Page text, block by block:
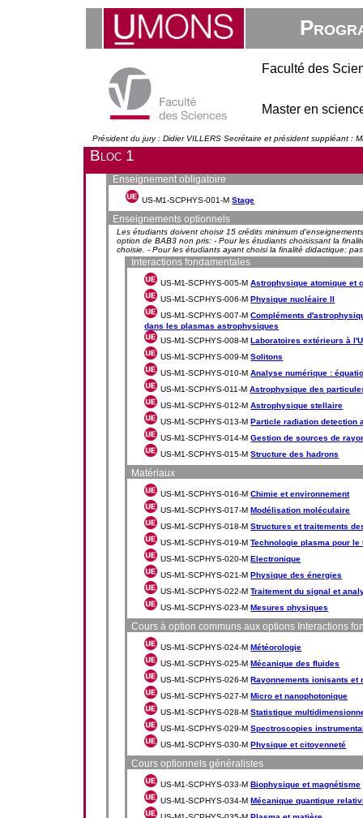
Faculté des
Master en
Président du jury : Didier VILLERS Secrétaire et président suppléant :
Bloc 1
Enseignement obligatoire
US-M1-SCPHYS-001-MStage
Enseignements optionnels
Les étudiants doivent choisir 15 crédits minimum
option de BAB3 non pris: - Pour les étudiants choisissant la
choisie. - Pour les étudiants ayant choisi la finalité didactique:
Interactions fondamentales
US-M1-SCPHYS-005-MAstrophysique atomique et
US-M1-SCPHYS-006-MPhysique nucléaire II
US-M1-SCPHYS-007-MCompléments
dans les plasmas astrophysiques
US-M1-SCPHYS-008-MLaboratoires extérieurs à
US-M1-SCPHYS-009-MSolitons
US-M1-SCPHYS-010-MAnalyse numérique :
US-M1-SCPHYS-011-MAstrophysique des
US-M1-SCPHYS-012-MAstrophysique stellaire
US-M1-SCPHYS-013-MParticle radiation detection
US-M1-SCPHYS-014-MGestion de sources de
US-M1-SCPHYS-015-MStructure des hadrons
Matériaux
US-M1-SCPHYS-016-MChimie et environnement
US-M1-SCPHYS-017-MModélisation moléculaire
US-M1-SCPHYS-018-MStructures et traitements
US-M1-SCPHYS-019-MTechnologie plasma pour
US-M1-SCPHYS-020-MElectronique
US-M1-SCPHYS-021-MPhysique des énergies
US-M1-SCPHYS-022-MTraitement du signal et
US-M1-SCPHYS-023-MMesures physiques
Cours à option communs aux options Interactions
US-M1-SCPHYS-024-MMétéorologie
US-M1-SCPHYS-025-MMécanique des fluides
US-M1-SCPHYS-026-MRayonnements ionisants et
US-M1-SCPHYS-027-MMicro et nanophotonique
US-M1-SCPHYS-028-MStatistique
US-M1-SCPHYS-029-MSpectroscopies
US-M1-SCPHYS-030-MPhysique et citoyenneté
Cours optionnels généralistes
US-M1-SCPHYS-033-MBiophysique et magnétisme
US-M1-SCPHYS-034-MMécanique quantique